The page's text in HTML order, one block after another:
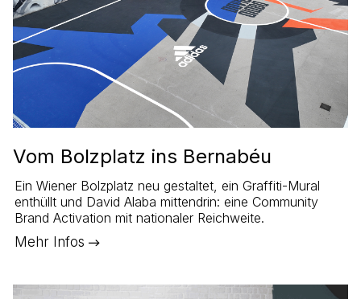
Vom Bolzplatz ins Bernabéu
Ein Wiener Bolzplatz neu gestaltet, ein Graffiti-Mural
enthüllt und David Alaba mittendrin: eine Community
Brand Activation mit nationaler Reichweite.
Mehr Infos